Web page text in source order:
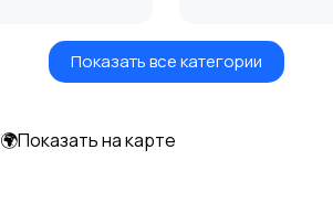
Показать все категории
🌍Показать на карте